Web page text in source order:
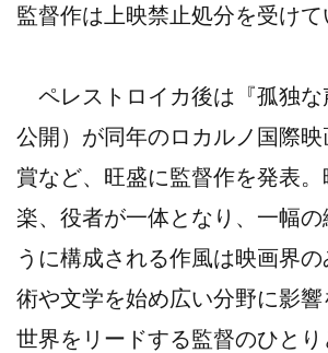
監督作は上映禁止処分を受けて
ペレストロイカ後は『孤独
公開）が同年のロカルノ国際
賞など、旺盛に監督作を発表
楽、役者が一体となり、一幅の
うに構成される作風は映画界
術や文学を始め広い分野に影
世界をリードする監督のひとり